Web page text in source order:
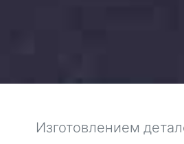
Изготовлением